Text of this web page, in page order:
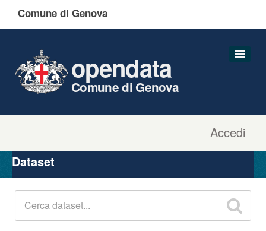
Comune di Genova
Accedi
opendata
Comune di Genova
Organizzazioni
Gruppi
Dataset